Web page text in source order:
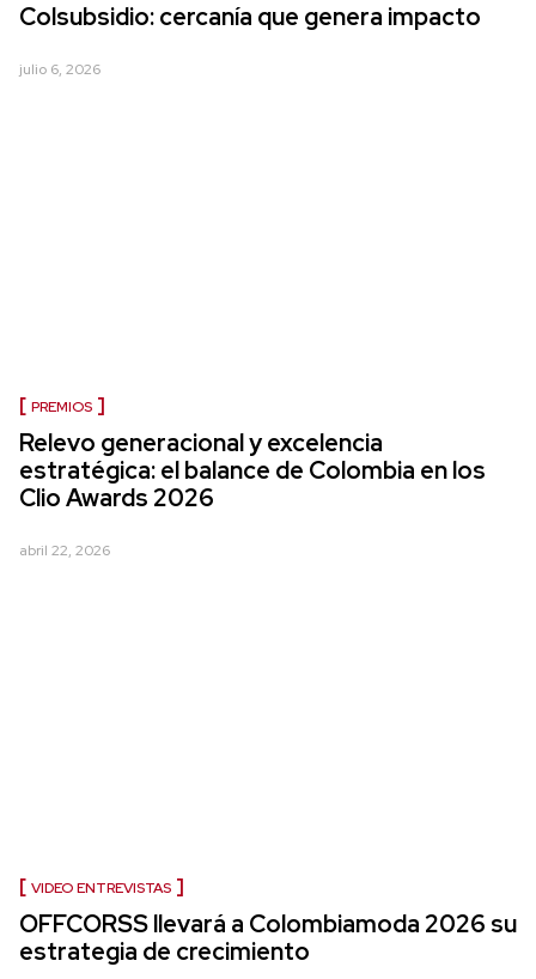
Colsubsidio: cercanía que genera impacto
julio 6, 2026
PREMIOS
Relevo generacional y excelencia
estratégica: el balance de Colombia en los
Clio Awards 2026
abril 22, 2026
VIDEO ENTREVISTAS
OFFCORSS llevará a Colombiamoda 2026 su
estrategia de crecimiento